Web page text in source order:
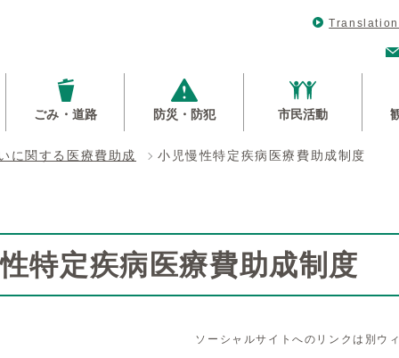
ごみ・道路 防災・防犯 市民活動
に関する医療費助成 小児慢性特定疾病医療費助成制度
特定疾病医療費助成制度
ソーシャルサイトへのリンクは別ウ